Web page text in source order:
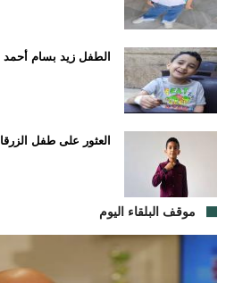
الطفل زيد بسام أحمد
العثور على طفل
موقف البلقاء اليوم